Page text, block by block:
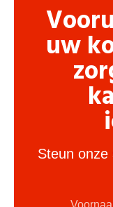
uw
Steun onze